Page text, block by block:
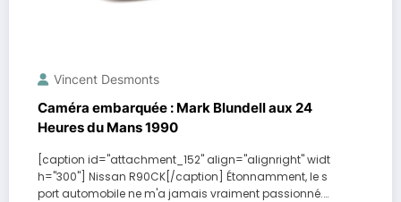
Vincent Desmonts
Caméra embarquée : Mark Blundell aux 24
Heures du Mans 1990
[caption id="attachment_152" align="alignright" widt
h="300"] Nissan R90CK[/caption] Étonnamment, le s
port automobile ne m'a jamais vraiment passionné.…